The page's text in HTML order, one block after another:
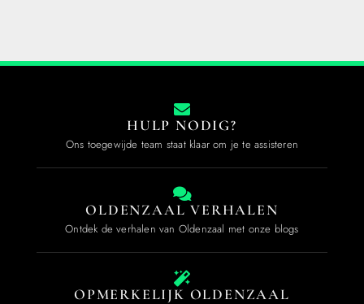
HULP NODIG?
Ons toegewijde team staat klaar om je te assisteren
OLDENZAAL VERHALEN
Ontdek de verhalen van Oldenzaal met onze blogs
OPMERKELIJK OLDENZAAL